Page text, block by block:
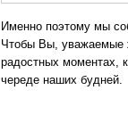
Именно поэтому мы
Чтобы Вы, уважаемые
радостных моментах,
череде наших будней.